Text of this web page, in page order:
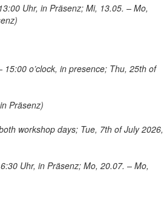
Uhr, in Präsenz; Mi, 13.05. – Mo,
o’clock, in presence; Thu, 25th of
Präsenz)
workshop days; Tue, 7th of July 2026,
Uhr, in Präsenz; Mo, 20.07. – Mo,